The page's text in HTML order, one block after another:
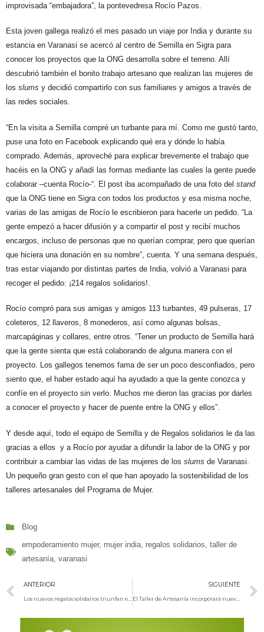
improvisada “embajadora”, la pontevedresa Rocío Pazos.
Esta joven gallega realizó el mes pasado un viaje por India y durante su
estancia en Varanasi se acercó al centro de Semilla en Sigra para
conocer los proyectos que la ONG desarrolla sobre el terreno. Allí
descubrió también el bonito trabajo artesano que realizan las mujeres de
los slums y decidió compartirlo con sus familiares y amigos a través de
las redes sociales.
“En la visita a Semilla compré un turbante para mí. Como me gustó tanto,
puse una foto en Facebook explicando qué era y dónde lo había
comprado. Además, aproveché para explicar brevemente el trabajo que
hacéis en la ONG y añadí las formas mediante las cuales la gente puede
colaborar –cuenta Rocío-“. El post iba acompañado de una foto del stand
que la ONG tiene en Sigra con todos los productos y esa misma noche,
varias de las amigas de Rocío le escribieron para hacerle un pedido. “La
gente empezó a hacer difusión y a compartir el post y recibí muchos
encargos, incluso de personas que no querían comprar, pero que querían
que hiciera una donación en su nombre”, cuenta. Y una semana después,
tras estar viajando por distintas partes de India, volvió a Varanasi para
recoger el pedido: ¡214 regalos solidarios!.
Rocío compró para sus amigas y amigos 113 turbantes, 49 pulseras, 17
coleteros, 12 llaveros, 8 monederos, así como algunas bolsas,
marcapáginas y collares, entre otros. “Tener un producto de Semilla hará
que la gente sienta que está colaborando de alguna manera con el
proyecto. Los gallegos tenemos fama de ser un poco desconfiados, pero
siento que, el haber estado aquí ha ayudado a que la gente conozca y
confíe en el proyecto sin verlo. Muchos me dieron las gracias por darles
a conocer el proyecto y hacer de puente entre la ONG y ellos”.
Y desde aquí, todo el equipo de Semilla y de Regalos solidarios le da las
gracias a ellos y a Rocío por ayudar a difundir la labor de la ONG y por
contribuir a cambiar las vidas de las mujeres de los slums de Varanasi.
Un pequeño gran gesto con el que han apoyado la sostenibilidad de los
talleres artesanales del Programa de Mujer.
Blog
empoderamiento mujer, mujer india, regalos solidarios, taller de
artesanía, varanasi
ANTERIOR
Los nuevos regalos solidarios triunfan en España
SIGUIENTE
El Taller de Artesanía incorporará nuevas beneficiarias